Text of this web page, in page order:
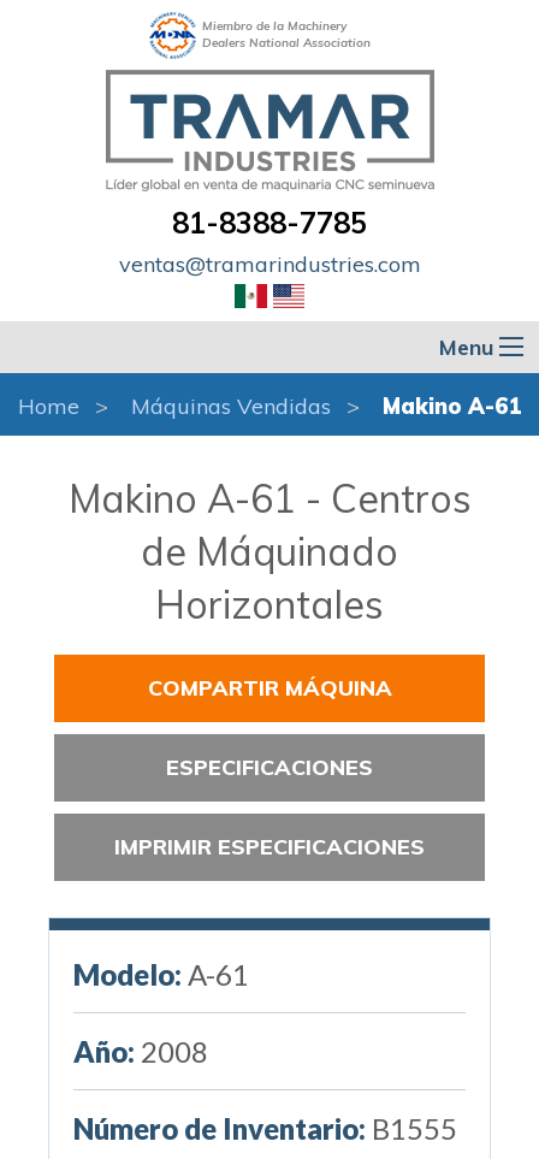
Miembro de la Machinery
Dealers National Association
81-8388-7785
ventas@tramarindustries.com
Menu
Home Máquinas Vendidas Makino A-61
Makino A-61 - Centros
de Máquinado
Horizontales
COMPARTIR MÁQUINA
ESPECIFICACIONES
IMPRIMIR ESPECIFICACIONES
Modelo: A-61
Año: 2008
Número de Inventario: B1555